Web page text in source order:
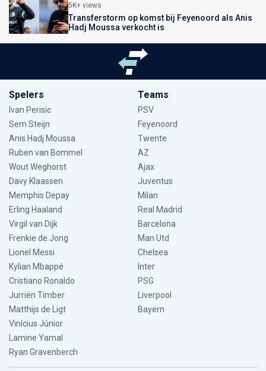
5K+ views
Transferstorm op komst bij Feyenoord als Anis
Hadj Moussa verkocht is
Spelers
Ivan Perisic
Sem Steijn
Anis Hadj Moussa
Ruben van Bommel
Wout Weghorst
Davy Klaassen
Memphis Depay
Erling Haaland
Virgil van Dijk
Frenkie de Jong
Lionel Messi
Kylian Mbappé
Cristiano Ronaldo
Jurriën Timber
Matthijs de Ligt
Vinícius Júnior
Lamine Yamal
Ryan Gravenberch
Teams
PSV
Feyenoord
Twente
AZ
Ajax
Juventus
Milan
Real Madrid
Barcelona
Man Utd
Chelsea
Inter
PSG
Liverpool
Bayern